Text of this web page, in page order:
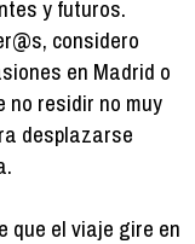
y futuros.
considero
en Madrid o
no residir no muy
desplazarse
que el viaje gire en